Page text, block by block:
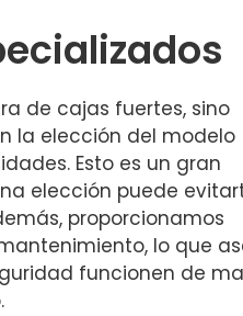
de cajas fuertes, sino
la elección del modelo
Esto es un gran
elección puede
proporcionamos
lo que
funcionen de